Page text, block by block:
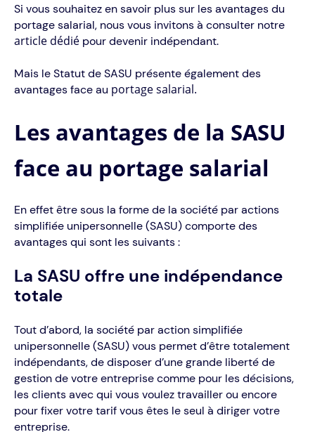
Si vous souhaitez en savoir plus sur les avantages du
portage salarial, nous vous invitons à consulter notre
article dédiépour devenir indépendant.
Mais le Statut de SASU présente également des
avantages face au portage salarial.
Les avantages de la SASU
face au portage salarial
En effet être sous la forme de la société par actions
simplifiée unipersonnelle (SASU) comporte des
avantages qui sont les suivants :
La SASU offre une indépendance
totale
Tout d’abord, la société par action simplifiée
unipersonnelle (SASU) vous permet d’être totalement
indépendants, de disposer d’une grande liberté de
gestion de votre entreprise comme pour les décisions,
les clients avec qui vous voulez travailler ou encore
pour fixer votre tarif vous êtes le seul à diriger votre
entreprise.